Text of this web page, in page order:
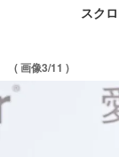
スク
( 画像3/11 )